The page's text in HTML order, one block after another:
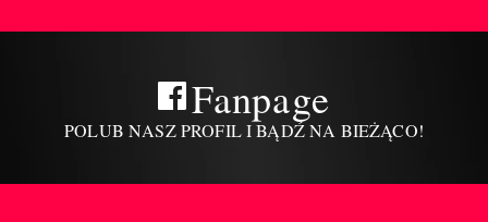
Fanpage
POLUB NASZ PROFIL I BĄDŹ NA BIEŻĄCO!